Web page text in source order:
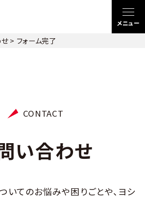
> フォーム完了
CONTACT
い合わせ
いてのお悩みや困りごとや、ヨシ